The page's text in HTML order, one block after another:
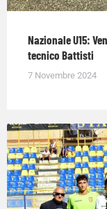
Nazionale U15:
tecnico Battisti
7 Novembre 2024